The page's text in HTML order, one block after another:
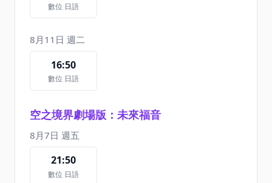
數位 日語
8月11日 週二
16:50
數位 日語
空之境界劇場版：未來福音
8月7日 週五
21:50
數位 日語